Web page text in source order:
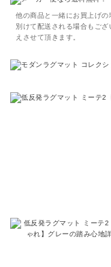
他の商品と一緒にお買上げ
別けて配送される場合もご
えさせて頂きます。